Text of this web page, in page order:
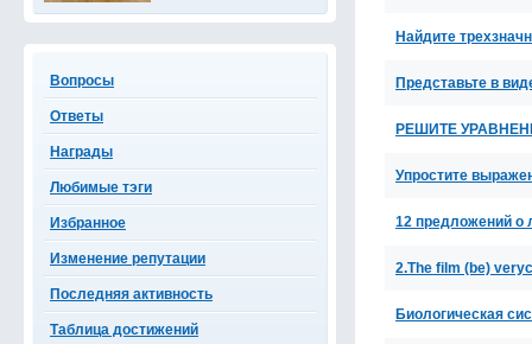
Вопросы
Ответы
Награды
Любимые тэги
Избранное
Изменение репутации
Последняя активность
Таблица достижений
Найдите
Представьте в
РЕШИТЕ
Упростите
12 предложений о
2.The film (be)
Биологическая